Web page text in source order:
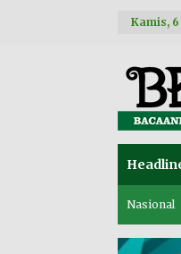
Kamis,
Nasional